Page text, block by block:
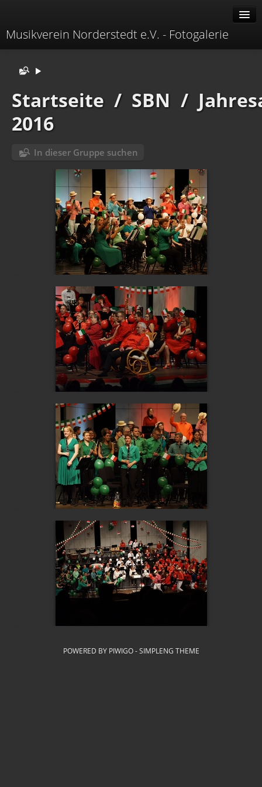
Musikverein Norderstedt e.V. - Fotogalerie
Menü
Identifikation
Startseite / SBN /
2016
In dieser Gruppe suchen
POWERED BY PIWIGO-SIMPLENG THEME